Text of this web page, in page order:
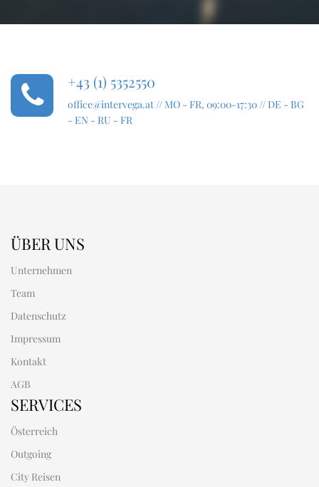
+43 (1) 5352550
office@intervega.at// MO - FR, 09:00-17:30 // DE - BG
- EN - RU - FR
ÜBER UNS
Unternehmen
Team
Datenschutz
Impressum
Kontakt
AGB
SERVICES
Österreich
Outgoing
City Reisen